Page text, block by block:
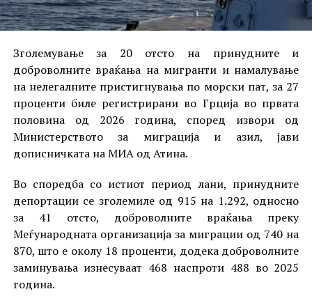
Зголемување за 20 отсто на принудните и
доброволните враќања на мигранти и намалување
на нелегалните пристигнувања по морски пат, за 27
проценти биле регистрирани во Грција во првата
половина од 2026 година, според извори од
Министерството за миграција и азил, јави
дописничката на МИА од Атина.
Во споредба со истиот период лани, принудните
депортации се зголемиле од 915 на 1.292, односно
за 41 отсто, доброволните враќања преку
Меѓународната организација за миграции од 740 на
870, што е околу 18 проценти, додека доброволните
заминувања изнесуваат 468 наспроти 488 во 2025
година.